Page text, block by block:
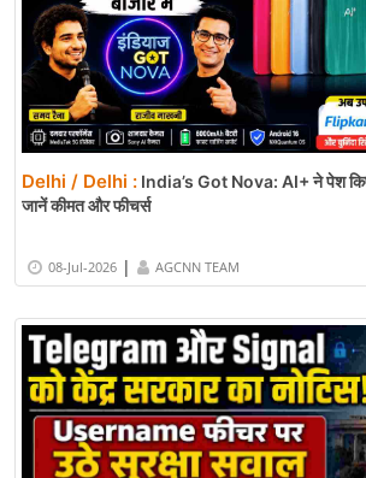
Delhi / Delhi : India’s Got Nova: AI+ ने पेश किए
जानें कीमत और फीचर्स
08-Jul-2026 | AGCNN TEAM